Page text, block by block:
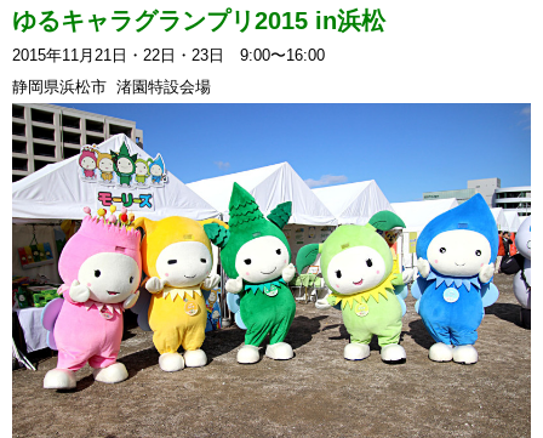
ゆるキャラグランプリ2015 in浜松
2015年11月21日・22日・23日 9:00〜16:00
静岡県浜松市 渚園特設会場